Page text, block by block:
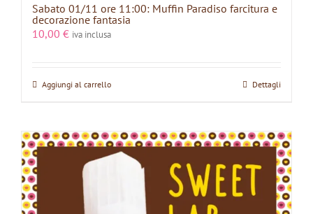
Sabato 01/11 ore 11:00: Muffin Paradiso farcitura e
decorazione fantasia
10,00 € iva inclusa
Aggiungi al carrello Dettagli